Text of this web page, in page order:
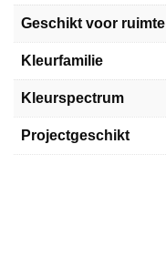
Geschikt voor ruimte
Kleurfamilie
Kleurspectrum
Projectgeschikt